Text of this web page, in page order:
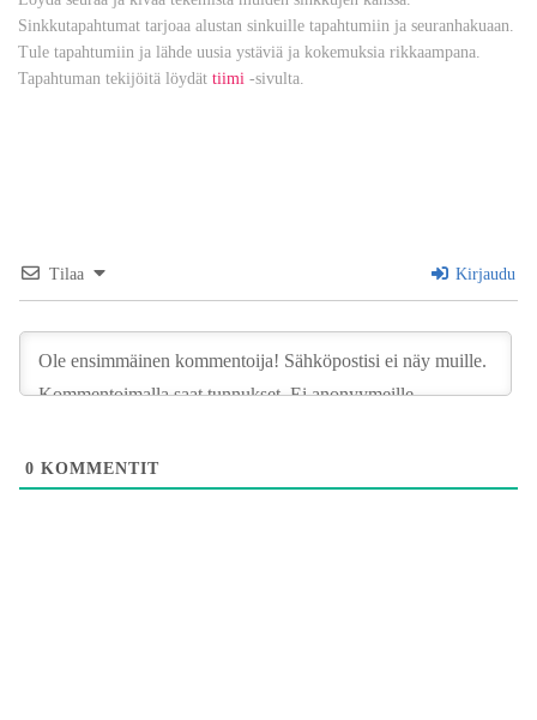
Sinkkutapahtumat tarjoaa alustan sinkuille tapahtumiin ja seuranhakuaan.
Tule tapahtumiin ja lähde uusia ystäviä ja kokemuksia rikkaampana.
Tapahtuman tekijöitä löydät tiimi -sivulta.
Tilaa Kirjaudu
0 KOMMENTIT